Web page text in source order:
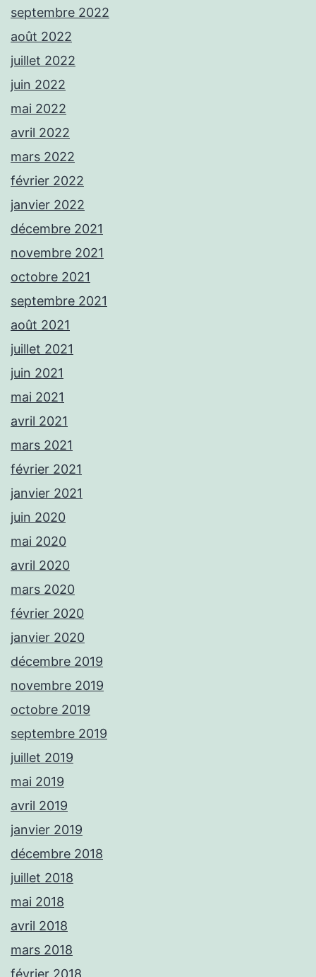
septembre 2022
août 2022
juillet 2022
juin 2022
mai 2022
avril 2022
mars 2022
février 2022
janvier 2022
décembre 2021
novembre 2021
octobre 2021
septembre 2021
août 2021
juillet 2021
juin 2021
mai 2021
avril 2021
mars 2021
février 2021
janvier 2021
juin 2020
mai 2020
avril 2020
mars 2020
février 2020
janvier 2020
décembre 2019
novembre 2019
octobre 2019
septembre 2019
juillet 2019
mai 2019
avril 2019
janvier 2019
décembre 2018
juillet 2018
mai 2018
avril 2018
mars 2018
février 2018